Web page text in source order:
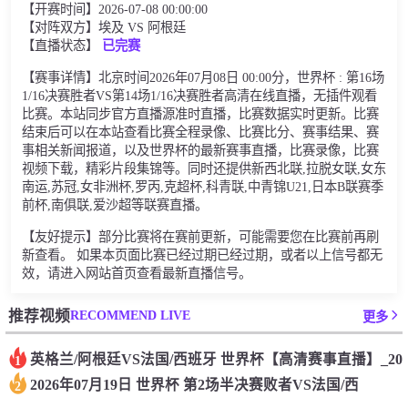
【开赛时间】2026-07-08 00:00:00
【对阵双方】埃及 VS 阿根廷
【直播状态】
已完赛
【赛事详情】北京时间2026年07月08日 00:00分，世界杯 : 第16场
1/16决赛胜者VS第14场1/16决赛胜者高清在线直播，无插件观看
比赛。本站同步官方直播源准时直播，比赛数据实时更新。比赛
结束后可以在本站查看比赛全程录像、比赛比分、赛事结果、赛
事相关新闻报道，以及世界杯的最新赛事直播，比赛录像，比赛
视频下载，精彩片段集锦等。同时还提供新西北联,拉脱女联,女东
南运,苏冠,女非洲杯,罗丙,克超杯,科青联,中青锦U21,日本B联赛季
前杯,南俱联,爱沙超等联赛直播。
【友好提示】部分比赛将在赛前更新，可能需要您在比赛前再刷
新查看。 如果本页面比赛已经过期已经过期，或者以上信号都无
效，请进入网站首页查看最新直播信号。
推荐视频RECOMMEND LIVE 更多
1 英格兰/阿根廷VS法国/西班牙 世界杯【高清赛事直播】_20
2 2026年07月19日 世界杯 第2场半决赛败者VS法国/西